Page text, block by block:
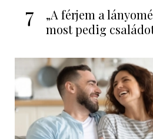
7
„A férjem a
most pedig